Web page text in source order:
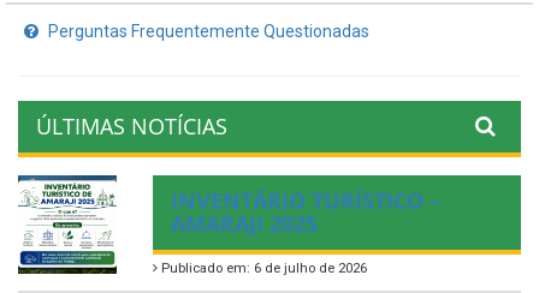
Perguntas Frequentemente Questionadas
ÚLTIMAS NOTÍCIAS
INVENTÁRIO TURÍSTICO –
AMARAJI 2025
Publicado em: 6 de julho de 2026